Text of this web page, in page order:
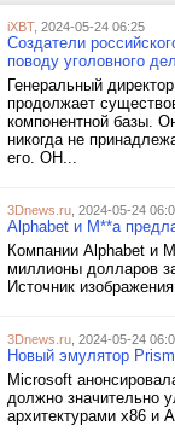
iXBT, 2024-05-24 06:25
Создатели
поводу уголовного
Генеральный
продолжает
компонентной базы.
никогда не
его. ОН...
3Dnews.ru , 2024-05-24
Alphabet и M**a
Компании Alphabet и
миллионы долларов
Источник
3Dnews.ru , 2024-05-24
Новый эмулятор
Microsoft
должно значительно
архитектурами x86 и